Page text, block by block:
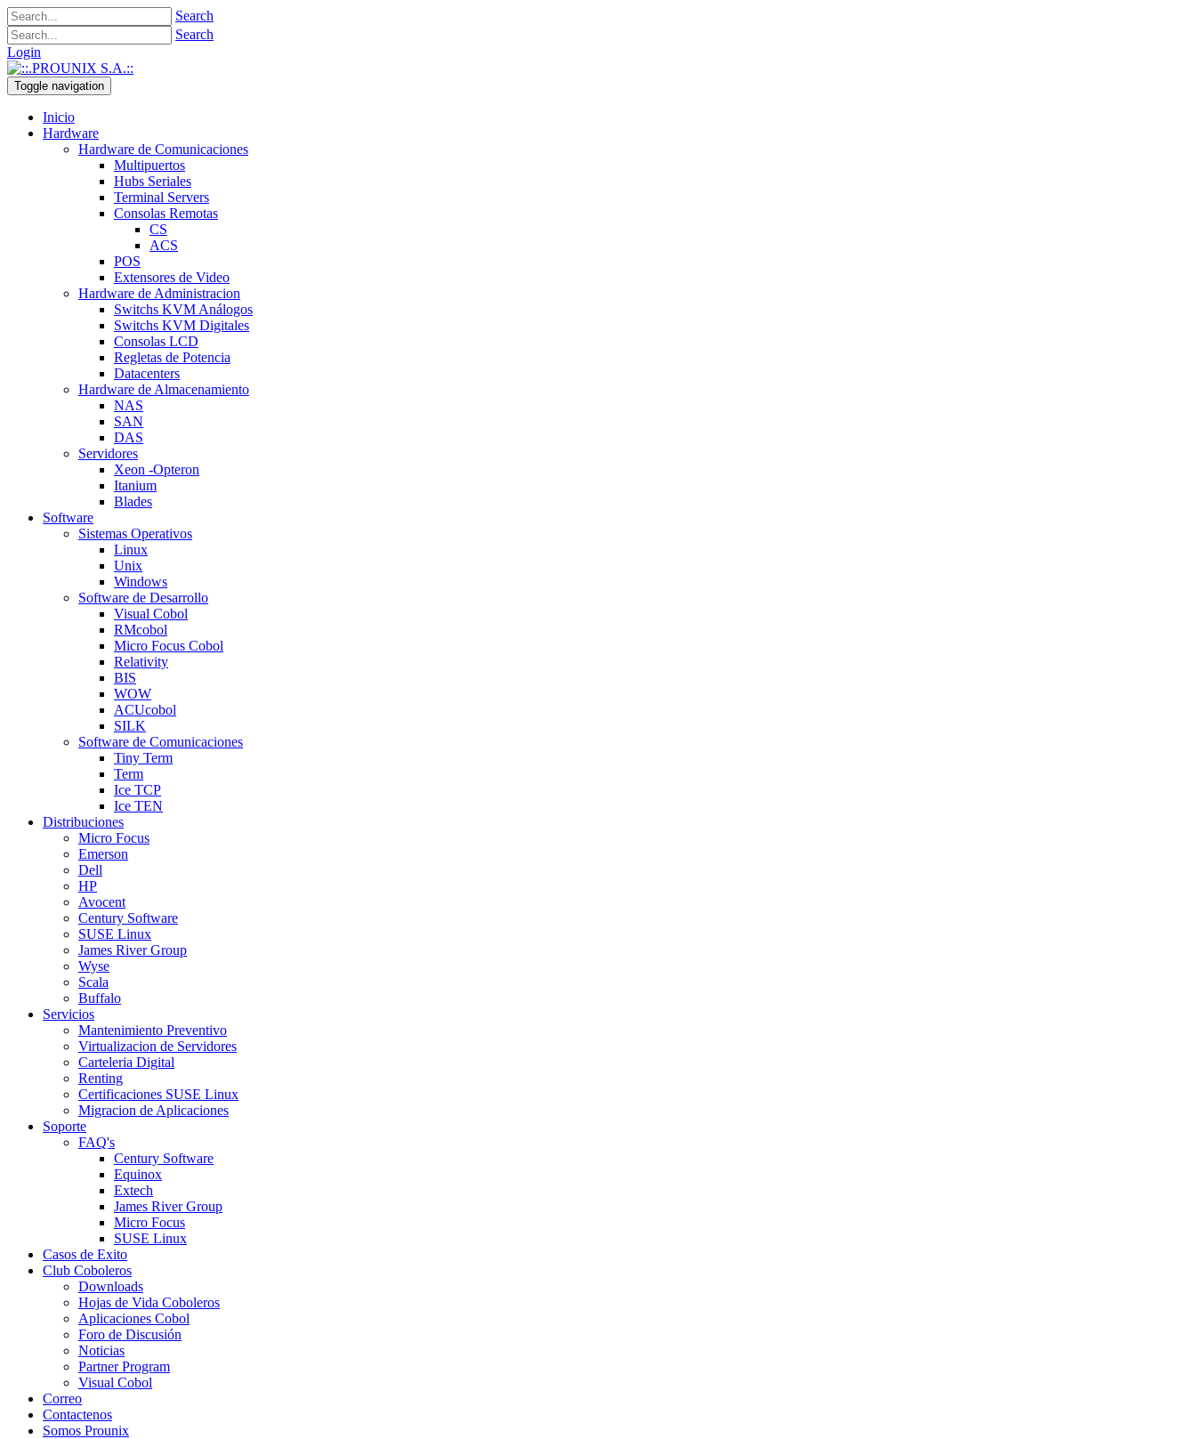
Search
Search
Login
Toggle navigation
Inicio
Hardware
Hardware de Comunicaciones
Multipuertos
Hubs Seriales
Terminal Servers
Consolas Remotas
CS
ACS
POS
Extensores de Video
Hardware de Administracion
Switchs KVM Análogos
Switchs KVM Digitales
Consolas LCD
Regletas de Potencia
Datacenters
Hardware de Almacenamiento
NAS
SAN
DAS
Servidores
Xeon -Opteron
Itanium
Blades
Software
Sistemas Operativos
Linux
Unix
Windows
Software de Desarrollo
Visual Cobol
RMcobol
Micro Focus Cobol
Relativity
BIS
WOW
ACUcobol
SILK
Software de Comunicaciones
Tiny Term
Term
Ice TCP
Ice TEN
Distribuciones
Micro Focus
Emerson
Dell
HP
Avocent
Century Software
SUSE Linux
James River Group
Wyse
Scala
Buffalo
Servicios
Mantenimiento Preventivo
Virtualizacion de Servidores
Carteleria Digital
Renting
Certificaciones SUSE Linux
Migracion de Aplicaciones
Soporte
FAQ's
Century Software
Equinox
Extech
James River Group
Micro Focus
SUSE Linux
Casos de Exito
Club Coboleros
Downloads
Hojas de Vida Coboleros
Aplicaciones Cobol
Foro de Discusión
Noticias
Partner Program
Visual Cobol
Correo
Contactenos
Somos Prounix